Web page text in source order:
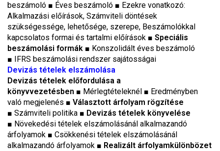
beszámoló ■ Éves beszámoló ■ Ezekre vonatkozó:
Alkalmazási előírások, Számviteli döntések
szükségessége, lehetősége, szerepe, Beszámolókkal
kapcsolatos formai és tartalmi előírások ■ Speciális
beszámolási formák ■ Konszolidált éves beszámoló
■ IFRS beszámolási rendszer sajátosságai
Devizás tételek elszámolása
Devizás tételek előfordulása a
könyvvezetésben ■ Mérlegtételeknél ■ Eredményben
való megjelenés ■ Választott árfolyam rögzítése
■ Számviteli politika ■ Devizás tételek könyvelése
■ Növekedési tételek elszámolásánál alkalmazandó
árfolyamok ■ Csökkenési tételek elszámolásánál
alkalmazandó árfolyamok ■ Realizált árfolyamkülönbözet